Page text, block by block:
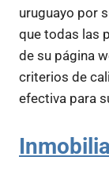
uruguayo por
que todas las
de su página
criterios de
efectiva para